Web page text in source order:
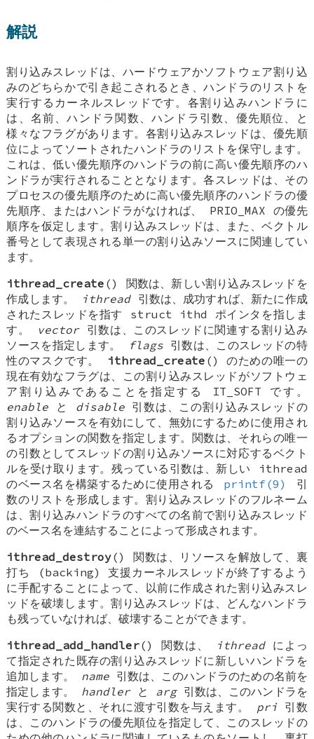
解説
割り込みスレッドは、ハードウェアかソフトウェア割り込
みのどちらかで引き起こされるとき、ハンドラのリストを
実行するカーネルスレッドです。各割り込みハンドラに
は、名前、ハンドラ関数、ハンドラ引数、優先順位、と
様々なフラグがあります。各割り込みスレッドは、優先順
位によってソートされたハンドラのリストを保守します。
これは、低い優先順序のハンドラの前に高い優先順序のハ
ンドラが実行されることとなります。各スレッドは、その
プロセスの優先順序のために高い優先順序のハンドラの優
先順序、またはハンドラがなければ、 PRIO_MAX の優先
順序を仮定します。割り込みスレッドは、また、ベクトル
番号として表現される単一の割り込みソースに関連してい
ます。
ithread_create () 関数は、新しい割り込みスレッドを
作成します。
ithread引数は、成功すれば、新たに作成
されたスレッドを指す struct ithd
ポインタを指しま
す。 vector引数は、このスレッドに関連する割り込み
ソースを指定します。
flags引数は、このスレッドの特
性のマスクです。
ithread_create () のための唯一の
現在有効なフラグは、この割り込みスレッドがソフトウェ
ア割り込みであることを指定する
IT_SOFT です。
enable と disable引数は、この割り込みスレッドの
割り込みソースを有効にして、無効にするために使用され
るオプションの関数を指定します。関数は、それらの唯一
の引数としてスレッドの割り込みソースに対応するベクト
ルを受け取ります。残っている引数は、新しい ithread
のベース名を構築するために使用される
printf(9)
引
数のリストを形成します。割り込みスレッドのフルネーム
は、割り込みハンドラのすべての名前で割り込みスレッド
のベース名を連結することによって形成されます。
ithread_destroy() 関数は、リソースを解放して、裏
打ち (backing) 支援カーネルスレッドが終了するよう
に手配することによって、以前に作成された割り込みスレ
ッドを破壊します。割り込みスレッドは、どんなハンドラ
も残っていなければ、破壊することができます。
ithread_add_handler() 関数は、 ithreadによっ
て指定された既存の割り込みスレッドに新しいハンドラを
追加します。 name引数は、このハンドラのための名前を
指定します。 handlerと arg引数は、このハンドラを
実行する関数と、それに渡す引数を与えます。 pri引数
は、このハンドラの優先順位を指定して、このスレッドの